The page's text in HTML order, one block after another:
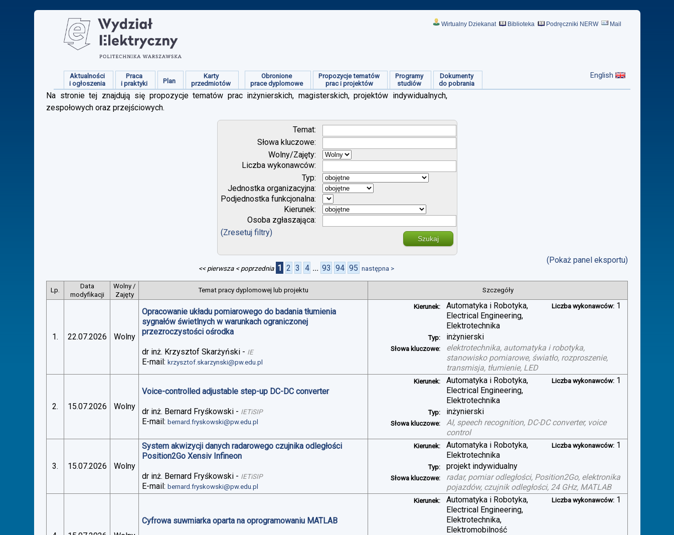
Wirtualny Dziekanat Biblioteka Podręczniki NERW Mail
Aktualności
i ogłoszenia
Praca
i praktyki
Plan
Karty
przedmiotów
Obronione
prace dyplomowe
Propozycje tematów
prac i projektów
Programy
studiów
Dokumenty
do pobrania
English
Na stronie tej znajdują się propozycje tematów prac inżynierskich, magisterskich, projektów indywidualnych,
zespołowych oraz przejściowych.
Temat:
Słowa kluczowe:
Wolny/Zajęty:
Liczba wykonawców:
Typ:
Jednostka organizacyjna:
Podjednostka funkcjonalna:
Kierunek:
Osoba zgłaszająca:
(Zresetuj filtry)
Szukaj
(Pokaż panel eksportu)
<< pierwsza < poprzednia 1 2 3 4 ... 93 94 95 następna >
Lp.
Data
modyfikacji
Wolny /
Zajęty
Temat pracy dyplomowej lub projektu Szczegóły
1. 22.07.2026 Wolny
Opracowanie układu pomiarowego do badania tłumienia
sygnałów świetlnych w warunkach ograniczonej
przezroczystości ośrodka
dr inż. Krzysztof Skarżyński - IE
E-mail:krzysztof.skarzynski@pw.edu.pl
Kierunek:
Automatyka i Robotyka,
Electrical Engineering,
Elektrotechnika
Liczba wykonawców: 1
Typ: inżynierski
Słowa kluczowe:
elektrotechnika, automatyka i robotyka,
stanowisko pomiarowe, światło, rozproszenie,
transmisja, tłumienie, LED
2. 15.07.2026 Wolny
Voice-controlled adjustable step-up DC-DC converter
dr inż. Bernard Fryśkowski - IETiSIP
E-mail:bernard.fryskowski@pw.edu.pl
Kierunek:
Automatyka i Robotyka,
Electrical Engineering,
Elektrotechnika
Liczba wykonawców: 1
Typ: inżynierski
Słowa kluczowe:
AI, speech recognition, DC-DC converter, voice
control
3. 15.07.2026 Wolny
System akwizycji danych radarowego czujnika odległości
Position2Go Xensiv Infineon
dr inż. Bernard Fryśkowski - IETiSIP
E-mail:bernard.fryskowski@pw.edu.pl
Kierunek:
Automatyka i Robotyka,
Elektrotechnika
Liczba wykonawców: 1
Typ: projekt indywidualny
Słowa kluczowe:
radar, pomiar odległości, Position2Go, elektronika
pojazdów, czujnik odległości, 24 GHz, MATLAB
Cyfrowa suwmiarka oparta na oprogramowaniu MATLAB
Kierunek:
Automatyka i Robotyka,
Electrical Engineering,
Elektrotechnika,
Elektromobilność
Liczba wykonawców: 1